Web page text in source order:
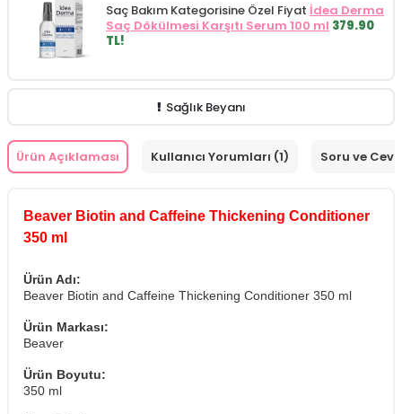
Saç Bakım Kategorisine Özel Fiyat İdea Derma
Saç Dökülmesi Karşıtı Serum 100 ml 379.90
TL!
Sağlık Beyanı
Ürün Açıklaması Kullanıcı Yorumları (1) Soru ve
Beaver Biotin and Caffeine Thickening Conditioner
350 ml
Ürün Adı:
Beaver Biotin and Caffeine Thickening Conditioner 350 ml
Ürün Markası:
Beaver
Ürün Boyutu:
350 ml